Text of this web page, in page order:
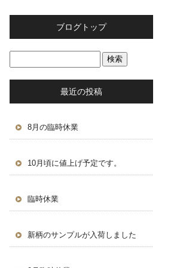
ブログトップ
最近の投稿
8月の臨時休業
10月頃に値上げ予定です。
臨時休業
新柄のサンプルが入荷しました